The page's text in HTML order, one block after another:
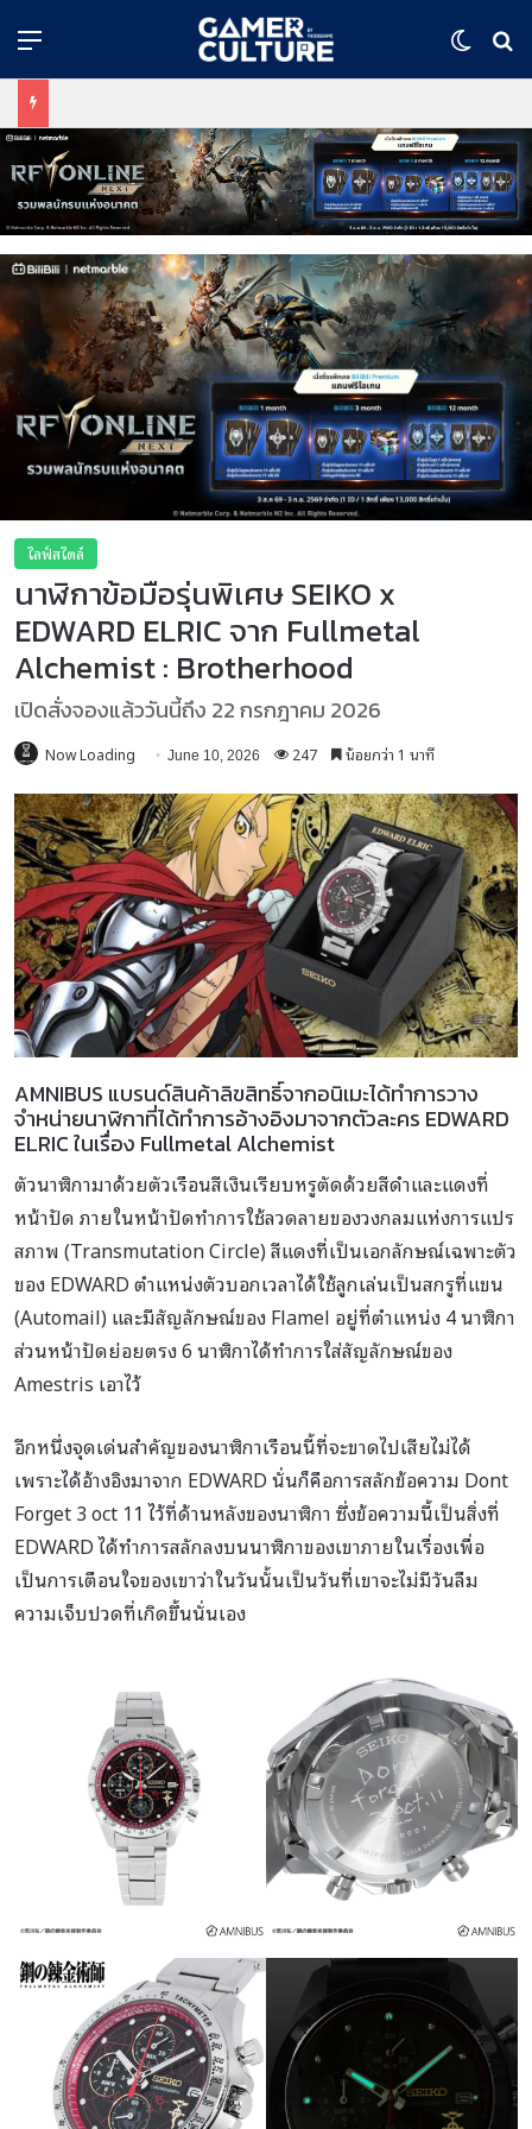
Menu
ไลฟ์สไตล์
นาฬิกาข้อมือรุ่นพิเศษ SEIKO x
EDWARD ELRIC จาก Fullmetal
Alchemist : Brotherhood
เปิดสั่งจองแล้ววันนี้ถึง 22 กรกฎาคม 2026
Now Loading June 10, 2026 247 น้อยกว่า 1 นาที
AMNIBUS แบรนด์สินค้าลิขสิทธิ์จากอนิเมะได้ทำการวาง
จำหน่ายนาฬิกาที่ได้ทำการอ้างอิงมาจากตัวละคร EDWARD
ELRIC ในเรื่อง Fullmetal Alchemist
ตัวนาฬิกามาด้วยตัวเรือนสีเงินเรียบหรูตัดด้วยสีดำและแดงที่
หน้าปัด ภายในหน้าปัดทำการใช้ลวดลายของวงกลมแห่งการแปร
สภาพ (Transmutation Circle) สีแดงที่เป็นเอกลักษณ์เฉพาะตัว
ของ EDWARD ตำแหน่งตัวบอกเวลาได้ใช้ลูกเล่นเป็นสกรูที่แขน
(Automail) และมีสัญลักษณ์ของ Flamel อยู่ที่ตำแหน่ง 4 นาฬิกา
ส่วนหน้าปัดย่อยตรง 6 นาฬิกาได้ทำการใส่สัญลักษณ์ของ
Amestris เอาไว้
อีกหนึ่งจุดเด่นสำคัญของนาฬิกาเรือนนี้ที่จะขาดไปเสียไม่ได้
เพราะได้อ้างอิงมาจาก EDWARD นั่นก็คือการสลักข้อความ Dont
Forget 3 oct 11 ไว้ที่ด้านหลังของนาฬิกา ซึ่งข้อความนี้เป็นสิ่งที่
EDWARD ได้ทำการสลักลงบนนาฬิกาของเขาภายในเรื่องเพื่อ
เป็นการเตือนใจของเขาว่าในวันนั้นเป็นวันที่เขาจะไม่มีวันลืม
ความเจ็บปวดที่เกิดขึ้นนั่นเอง